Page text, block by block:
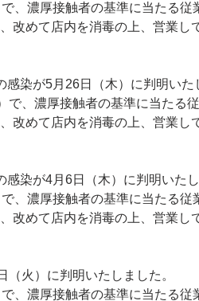
、濃厚接触者の基準に当たる従
改めて店内を消毒の上、営業し
染が5月26日（木）に判明いた
で、濃厚接触者の基準に当たる
改めて店内を消毒の上、営業し
染が4月6日（木）に判明いたし
、濃厚接触者の基準に当たる従
改めて店内を消毒の上、営業し
（火）に判明いたしました。
、濃厚接触者の基準に当たる従